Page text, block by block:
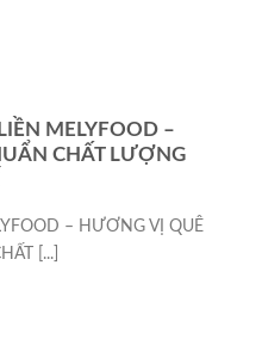
MELYFOOD –
CHẤT LƯỢNG
– HƯƠNG VỊ QUÊ
[...]